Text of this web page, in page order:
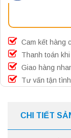
Cam kết hàng
Thanh toán
Giao hàng
Tư vấn tận tình
CHI TIẾT